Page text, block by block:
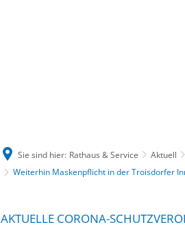
Sie sind hier: Rathaus & Service Aktuell
Weiterhin Maskenpflicht in der Troisdorfer
AKTUELLE CORONA-